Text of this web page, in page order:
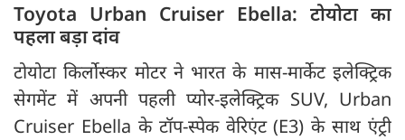
Toyota Urban Cruiser Ebella: टोयोटा का
पहला बड़ा दांव
टोयोटा किर्लोस्कर मोटर ने भारत के मास-मार्केट इलेक्ट्रिक
सेगमेंट में अपनी पहली प्योर-इलेक्ट्रिक SUV, Urban
Cruiser Ebella के टॉप-स्पेक वेरिएंट (E3) के साथ एंट्री